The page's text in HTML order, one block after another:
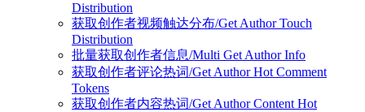
Distribution
获取创作者视频触达分布/Get Author Touch
Distribution
批量获取创作者信息/Multi Get Author Info
获取创作者评论热词/Get Author Hot Comment
Tokens
获取创作者内容热词/Get Author Content Hot